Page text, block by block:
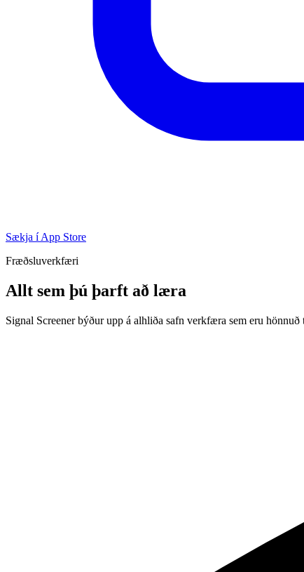
Sækja í App Store
Fræðsluverkfæri
Allt sem þú þarft að læra
Signal Screener býður upp á alhliða safn verkfæra sem eru